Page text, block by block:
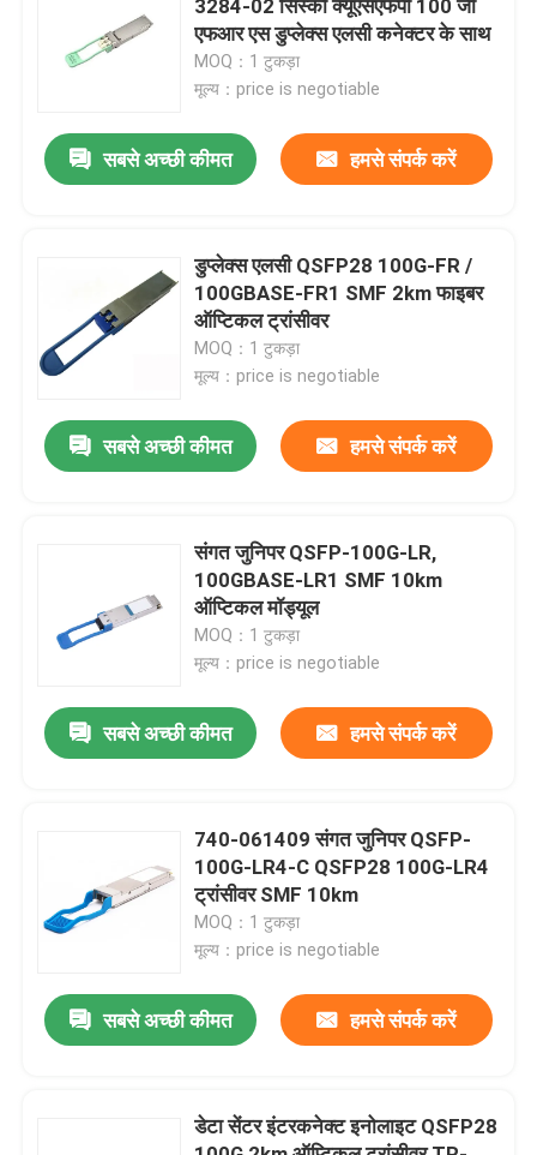
घर
हमारे बारे में
गुणवत्ता नियंत्रण
समाचार
एनवीडिया एआई उत्पाद
100G QSFP28 मॉड्यूल
3284-02 सिस्को क्यूएसएफपी 100 जी
एफआर एस डुप्लेक्स एलसी कनेक्टर के साथ
MOQ：1 टुकड़ा
मूल्य：price is negotiable
सबसे अच्छी कीमत हमसे संपर्क करें
डुप्लेक्स एलसी QSFP28 100G-FR /
100GBASE-FR1 SMF 2km फाइबर
ऑप्टिकल ट्रांसीवर
MOQ：1 टुकड़ा
मूल्य：price is negotiable
सबसे अच्छी कीमत हमसे संपर्क करें
संगत जुनिपर QSFP-100G-LR,
100GBASE-LR1 SMF 10km
ऑप्टिकल मॉड्यूल
MOQ：1 टुकड़ा
मूल्य：price is negotiable
सबसे अच्छी कीमत हमसे संपर्क करें
740-061409 संगत जुनिपर QSFP-
100G-LR4-C QSFP28 100G-LR4
ट्रांसीवर SMF 10km
MOQ：1 टुकड़ा
मूल्य：price is negotiable
सबसे अच्छी कीमत हमसे संपर्क करें
डेटा सेंटर इंटरकनेक्ट इनोलाइट QSFP28